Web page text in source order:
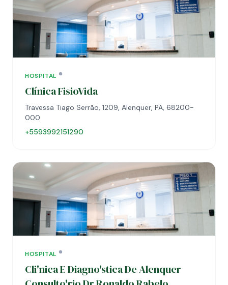
HOSPITAL
Clínica FisioVida
Travessa Tiago Serrão, 1209, Alenquer, PA, 68200-
000
+5593992151290
HOSPITAL
Cli'nica E Diagno'stica De Alenquer